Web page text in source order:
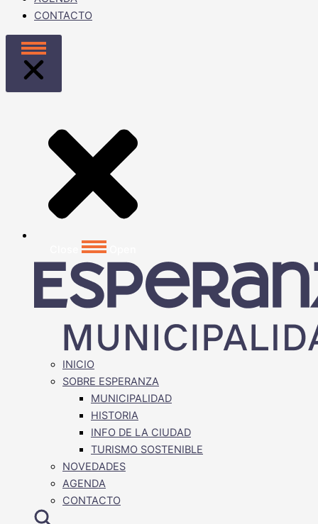
CONTACTO
INICIO
SOBRE ESPERANZA
MUNICIPALIDAD
HISTORIA
INFO DE LA CIUDAD
TURISMO SOSTENIBLE
NOVEDADES
AGENDA
CONTACTO